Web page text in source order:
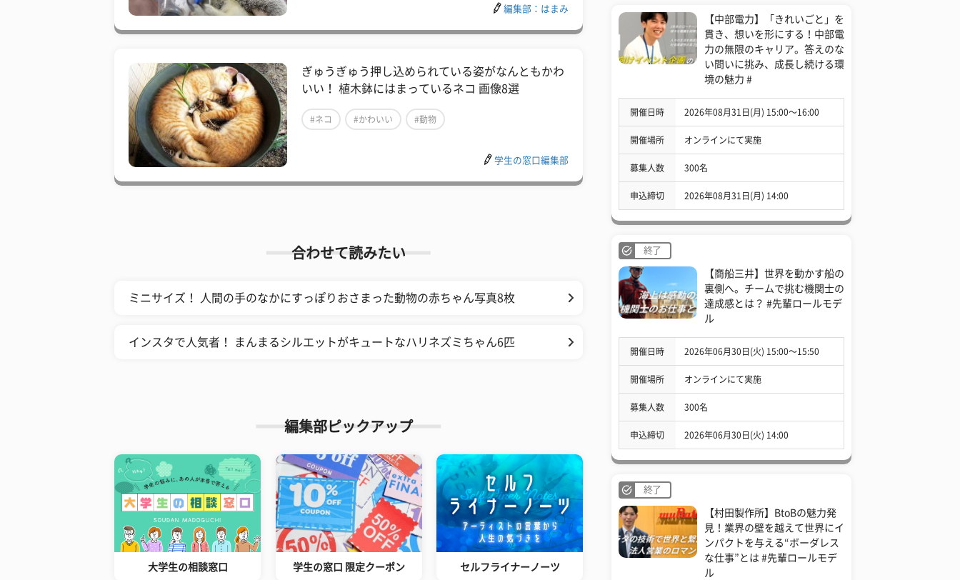
編集部：はまみ
ぎゅうぎゅう押し込められている姿がなんともかわ
いい！ 植木鉢にはまっているネコ 画像8選
#ネコ #かわいい #動物
学生の窓口編集部
合わせて読みたい
ミニサイズ！ 人間の手のなかにすっぽりおさまった動物の赤ちゃん写真8枚
インスタで人気者！ まんまるシルエットがキュートなハリネズミちゃん6匹
編集部ピックアップ
大学生の相談窓口 学生の窓口 限定クーポン セルフライナーノーツ
【中部電力】「きれいごと」を
貫き、想いを形にする！中部電
力の無限のキャリア。答えのな
い問いに挑み、成長し続ける環
境の魅力 #
開催日時 2026年08月31日(月) 15:00〜16:00
開催場所 オンラインにて実施
募集人数 300名
申込締切 2026年08月31日(月) 14:00
終了
【商船三井】世界を動かす船の
裏側へ。チームで挑む機関士の
達成感とは？ #先輩ロールモデ
ル
開催日時 2026年06月30日(火) 15:00〜15:50
開催場所 オンラインにて実施
募集人数 300名
申込締切 2026年06月30日(火) 14:00
終了
【村田製作所】BtoBの魅力発
見！業界の壁を越えて世界にイ
ンパクトを与える“ボーダレス
な仕事”とは #先輩ロールモデ
ル